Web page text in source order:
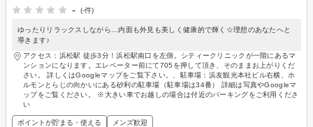
-
(-件)
ゆったりリラックスしながら…内面も外見も美しく健康的で輝く☆理想のあなたへと
導きます♪
アクセス：浜松駅 徒歩3分！浜松駅南口を左側。シティークリニックが一階にあるマ
ンションになります。エレベーター前にて705を押して頂き、そのままお上がりくだ
さい。 詳しくはGoogleマップをご覧下さい。、駐車場：浜友観光本社ビル右横、ホ
ルモンとらじの向かいにある砂利の駐車場（駐車場は34番） 詳細は写真やGoogleマ
ップをご覧ください。 ※大きい車でお越しの場合は付近のパーキングをご利用くださ
い
ポイントが貯まる・使える メンズ歓迎